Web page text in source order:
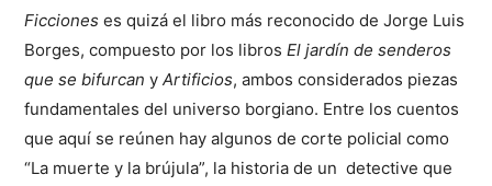
Ficcioneses quizá el libro más reconocido de Jorge Luis
Borges, compuesto por los librosEl jardín de senderos
que se bifurcan yArtificios, ambos considerados piezas
fundamentales del universo borgiano. Entre los cuentos
que aquí se reúnen hay algunos de corte policial como
“La muerte y la brújula”, la historia de un detective que